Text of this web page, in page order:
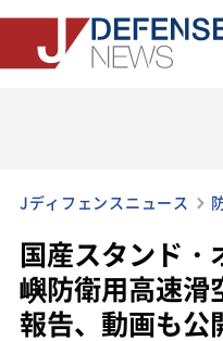
Jディフェンスニュース
国産スタンド・
嶼防衛用高速
報告、動画も公